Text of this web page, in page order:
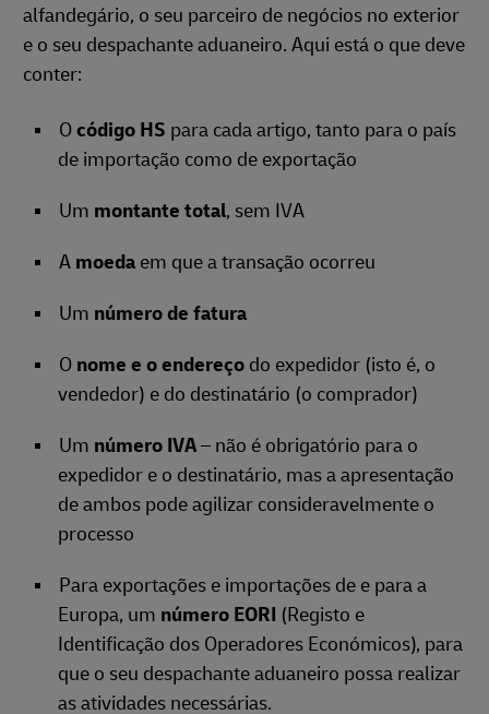
alfandegário, o seu parceiro de negócios no exterior
e o seu despachante aduaneiro. Aqui está o que deve
conter:
Ocódigo HS para cada artigo, tanto para o país
de importação como de exportação
Um montante total, sem IVA
A moeda em que a transação ocorreu
Um número de fatura
O nome e o endereço do expedidor (isto é, o
vendedor) e do destinatário (o comprador)
Um número IVA– não é obrigatório para o
expedidor e o destinatário, mas a apresentação
de ambos pode agilizar consideravelmente o
processo
Para exportações e importações de e para a
Europa, um número EORI (Registo e
Identificação dos Operadores Económicos), para
que o seu despachante aduaneiro possa realizar
as atividades necessárias.